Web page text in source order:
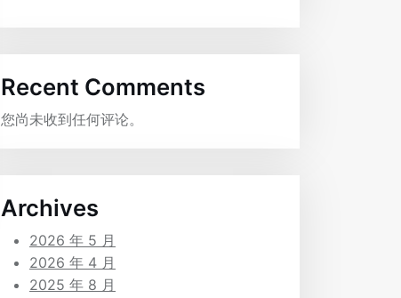
Recent Comments
您尚未收到任何评论。
Archives
2026 年 5 月
2026 年 4 月
2025 年 8 月